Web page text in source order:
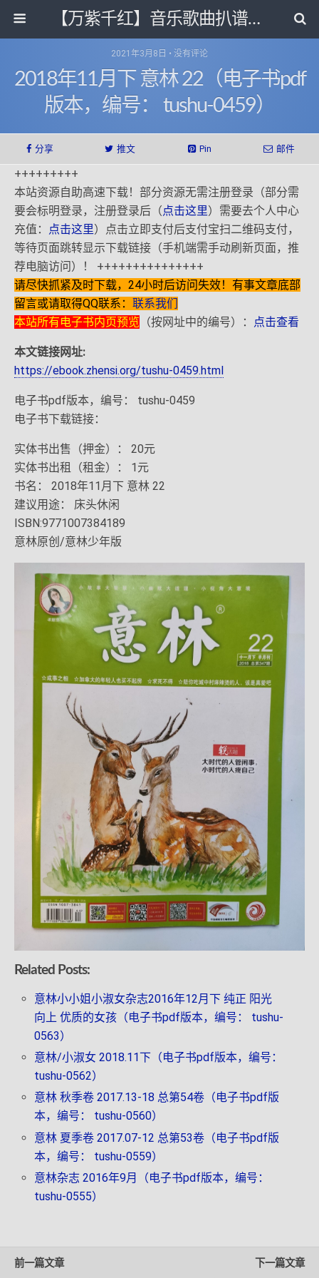
【万紫千红】音乐歌曲扒谱打带和电子书影视剧资源网
2021年3月8日 • 没有评论
2018年11月下 意林 22（电子书pdf
版本，编号： tushu-0459）
分享 推文 Pin 邮件
+++++++++
本站资源自助高速下载！部分资源无需注册登录（部分需
要会标明登录，注册登录后（点击这里）需要去个人中心
充值：
点击这里）点击立即支付后支付宝扫二维码支付，
等待页面跳转显示下载链接（手机端需手动刷新页面，推
荐电脑访问）！ +++++++++++++++
请尽快抓紧及时下载，24小时后访问失效！有事文章底部
留言或请取得QQ联系： 联系我们
本站所有电子书内页预览 （按网址中的编号）： 点击查看
本文链接网址:
https://ebook.zhensi.org/tushu-0459.html
电子书pdf版本，编号： tushu-0459
电子书下载链接：
实体书出售（押金）： 20元
实体书出租（租金）： 1元
书名： 2018年11月下 意林 22
建议用途： 床头休闲
ISBN:9771007384189
意林原创/意林少年版
Related Posts:
意林小小姐小淑女杂志2016年12月下 纯正 阳光
向上 优质的女孩（电子书pdf版本，编号： tushu-
0563）
意林/小淑女 2018.11下（电子书pdf版本，编号：
tushu-0562）
意林 秋季卷 2017.13-18 总第54卷（电子书pdf版
本，编号： tushu-0560）
意林 夏季卷 2017.07-12 总第53卷（电子书pdf版
本，编号： tushu-0559）
意林杂志 2016年9月（电子书pdf版本，编号：
tushu-0555）
前一篇文章
下一篇文章